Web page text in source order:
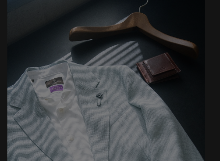
身長180cm バスト87.5cm ウエスト74cm ヒップ90cm 着用
【CROWDED CLOSET(クラウデッド クローゼット)】
MEN'S BIGIのスーツレーベル。
確かなもの作りを基本に、ファッション性と機能性を備えた高品
質なスーツスタイルを手ごろな価格で。変わりゆくライフスタイ
ルに合わせてテーラリングされたビジカジウェアをご提供いたし
ます。
※サンプルでの撮影の為、実際の商品とデザインが多少異なる場
合がございます。
※生地や仕様・デザインにより、着用感が異なる場合がございま